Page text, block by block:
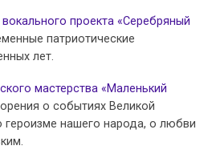
вокального проекта «Серебряный
патриотические
лет.
мастерства «Маленький
о событиях Великой
героизме нашего народа, о любви